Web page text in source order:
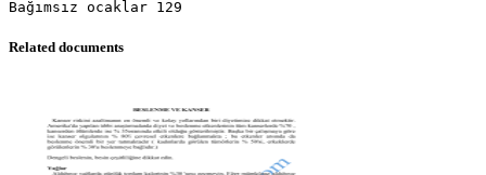
Related documents